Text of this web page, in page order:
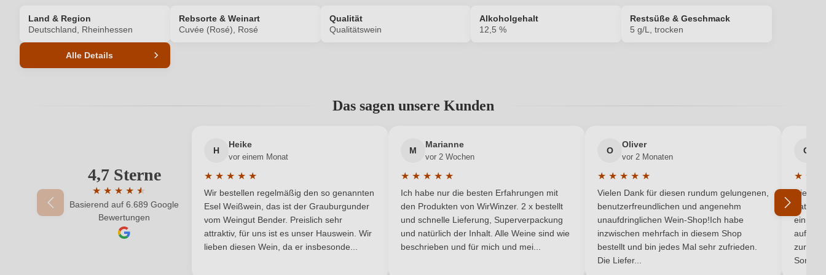
Land & Region
Deutschland, Rheinhessen
Rebsorte & Weinart
Cuvée (Rosé), Rosé
Qualität
Qualitätswein
Alkoholgehalt
12,5 %
Restsüße & Geschmack
5 g/L, trocken
Alle Details
Enthält Sulfite Ausbau
Cuvée-Rebsorten Merlot, Spätburgunder Geschmack Trocken
Hersteller adresse Weingut Hess GbR, Wooggasse 14-16, 67591 Mörstadt, Deutschland
Jahrgang 2025
Das sagen unsere Kunden
4,7 Sterne
★ ★ ★ ★ ★
★
Durchschnittliche Bewertung von 4.7 von 5 Sternen
Basierend auf 6.689 Google
Bewertungen
H
Heike
vor einem Monat
★ ★ ★ ★ ★
Durchschnittliche Bewertung von 5 von 5 Sternen
Wir bestellen regelmäßig den so genannten
Esel Weißwein, das ist der Grauburgunder
vom Weingut Bender. Preislich sehr
attraktiv, für uns ist es unser Hauswein. Wir
lieben diesen Wein, da er insbesonde...
M
Marianne
vor 2 Wochen
★ ★ ★ ★ ★
Durchschnittliche Bewertung von 5 von 5 Sternen
Ich habe nur die besten Erfahrungen mit
den Produkten von WirWinzer. 2 x bestellt
und schnelle Lieferung, Superverpackung
und natürlich der Inhalt. Alle Weine sind wie
beschrieben und für mich und mei...
O
Oliver
vor 2 Monaten
★ ★ ★ ★ ★
Durchschnittliche Bewertung von 5 von 5 Sternen
Vielen Dank für diesen rundum gelungenen,
benutzerfreundlichen und angenehm
unaufdringlichen Wein-Shop!Ich habe
inzwischen mehrfach in diesem Shop
bestellt und bin jedes Mal sehr zufrieden.
Die Liefer...
G
★ ★
Die
hat
einmal
auf
zurück
Son...